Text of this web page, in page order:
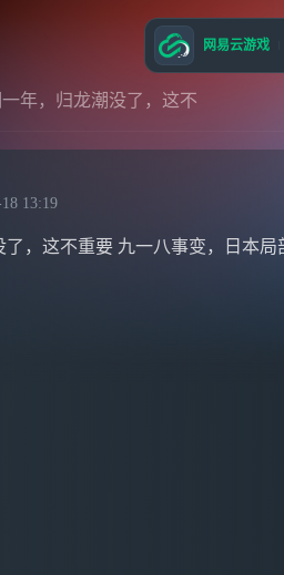
年，归龙潮没了，这不
13:19
，这不重要 九一八事变，日本
网易云游戏